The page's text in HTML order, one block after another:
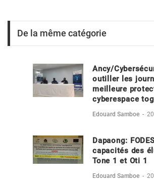
De la même catégorie
Ancy/
outiller les
meilleure
cyberespace
Edouard Samboe -
Dapaong:
capacités des
Tone 1 et Oti 1
Edouard Samboe -